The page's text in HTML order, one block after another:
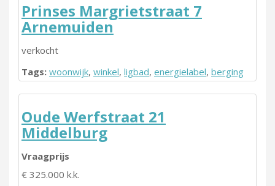
Prinses Margrietstraat 7
Arnemuiden
verkocht
Tags: woonwijk, winkel, ligbad, energielabel, berging
Oude Werfstraat 21
Middelburg
Vraagprijs
€ 325.000 k.k.